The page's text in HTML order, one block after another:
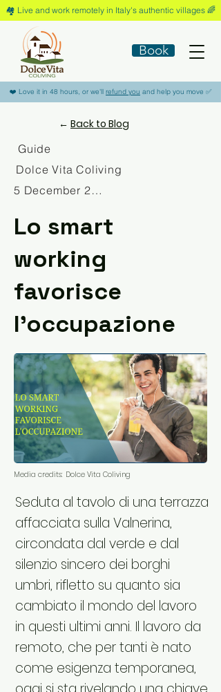
🏘️​ Live and work remotely in Italy's authentic villages 🌈​
Book
​❤️​ Love it in 48 hours, or we'll refund you and help you move ​✅​
← Back to Blog
Guide
Dolce Vita Coliving
5 December 2025
Lo smart
working
favorisce
l'occupazione
Media credits: Dolce Vita Coliving
Seduta al tavolo di una terrazza
affacciata sulla Valnerina,
circondata dal verde e dal
silenzio sincero dei borghi
umbri, rifletto su quanto sia
cambiato il mondo del lavoro
in questi ultimi anni. Il lavoro da
remoto, che per tanti è nato
come esigenza temporanea,